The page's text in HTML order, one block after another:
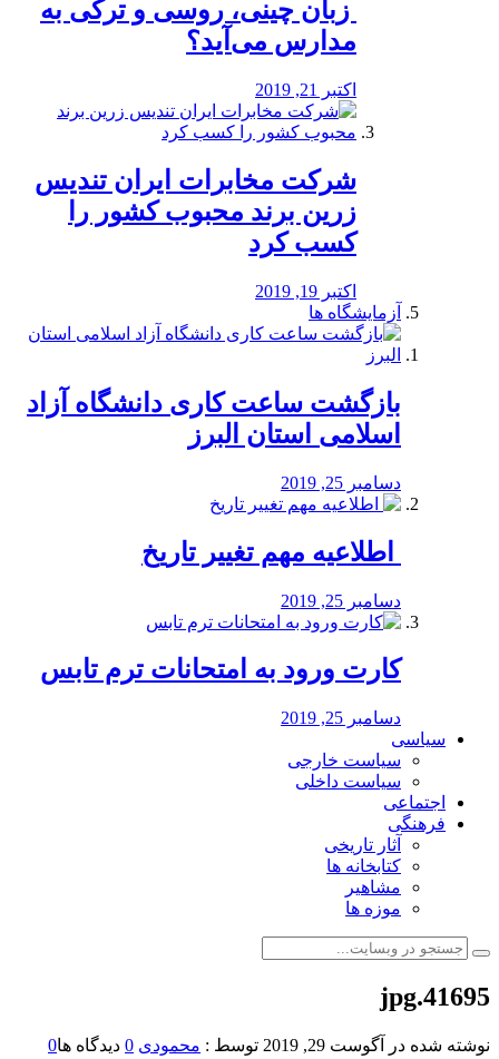
️ زبان چینی، روسی و ترکی به
مدارس می‌آید؟
اکتبر 21, 2019
شرکت مخابرات ایران تندیس
زرین برند محبوب کشور را
کسب کرد
اکتبر 19, 2019
آزمایشگاه ها
بازگشت ساعت کاری دانشگاه آزاد
اسلامی استان البرز
دسامبر 25, 2019
️ اطلاعیه مهم تغییر تاریخ
دسامبر 25, 2019
کارت ورود به امتحانات ترم تابس
دسامبر 25, 2019
سیاسی
سیاست خارجی
سیاست داخلی
اجتماعی
فرهنگی
آثار تاریخی
کتابخانه ها
مشاهیر
موزه ها
41695.jpg
نوشته شده در آگوست 29, 2019 توسط : محمودی 0 دیدگاه ها0